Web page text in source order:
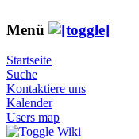
Menü
Startseite
Suche
Kontaktiere uns
Kalender
Users map
Wiki